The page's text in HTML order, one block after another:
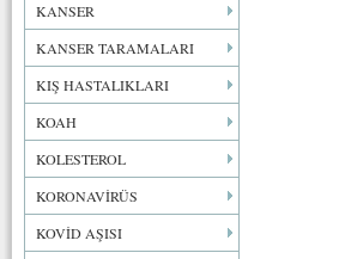
KANSER
KANSER TARAMALARI
KIŞ HASTALIKLARI
KOAH
KOLESTEROL
KORONAVİRÜS
KOVİD AŞISI